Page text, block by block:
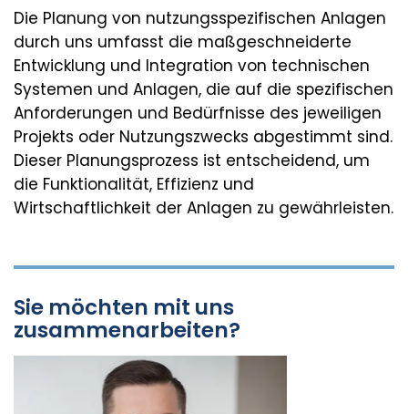
Die Planung von nutzungsspezifischen Anlagen
durch uns umfasst die maßgeschneiderte
Entwicklung und Integration von technischen
Systemen und Anlagen, die auf die spezifischen
Anforderungen und Bedürfnisse des jeweiligen
Projekts oder Nutzungszwecks abgestimmt sind.
Dieser Planungsprozess ist entscheidend, um
die Funktionalität, Effizienz und
Wirtschaftlichkeit der Anlagen zu gewährleisten.
Sie möchten mit uns
zusammenarbeiten?